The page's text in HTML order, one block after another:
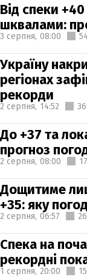
Від спеки +40
шквалами:
3 серпня, 08:00
Україну
регіонах
рекорди
2 серпня, 14:52
До +37 та
прогноз
2 серпня, 08:00
Дощитиме
+35: яку
2 серпня, 06:57
Спека на
рекордні
1 серпня, 20:00